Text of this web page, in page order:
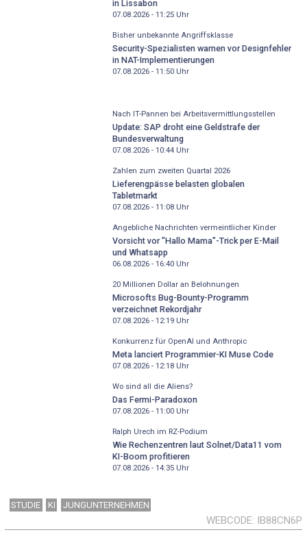
in Lissabon
07.08.2026 - 11:25Uhr
Bisher unbekannte Angriffsklasse
Security-Spezialisten warnen vor Designfehler
in NAT-Implementierungen
07.08.2026 - 11:50Uhr
Nach IT-Pannen bei Arbeitsvermittlungsstellen
Update: SAP droht eine Geldstrafe der
Bundesverwaltung
07.08.2026 - 10:44Uhr
Zahlen zum zweiten Quartal 2026
Lieferengpässe belasten globalen
Tabletmarkt
07.08.2026 - 11:08Uhr
Angebliche Nachrichten vermeintlicher Kinder
Vorsicht vor "Hallo Mama"-Trick per E-Mail
und Whatsapp
06.08.2026 - 16:40Uhr
20 Millionen Dollar an Belohnungen
Microsofts Bug-Bounty-Programm
verzeichnet Rekordjahr
07.08.2026 - 12:19Uhr
Konkurrenz für OpenAI und Anthropic
Meta lanciert Programmier-KI Muse Code
07.08.2026 - 12:18Uhr
Wo sind all die Aliens?
Das Fermi-Paradoxon
07.08.2026 - 11:00Uhr
Ralph Urech im RZ-Podium
Wie Rechenzentren laut Solnet/Data11 vom
KI-Boom profitieren
07.08.2026 - 14:35Uhr
STUDIE KI JUNGUNTERNEHMEN
WEBCODE IB88CN6P